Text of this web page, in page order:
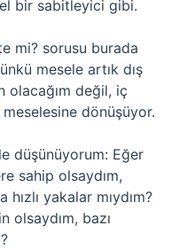
bir sabitleyici gibi.
mi? sorusu burada
mesele artık dış
olacağım değil, iç
meselesine dönüşüyor.
düşünüyorum: Eğer
sahip olsaydım,
hızlı yakalar mıydım?
olsaydım, bazı